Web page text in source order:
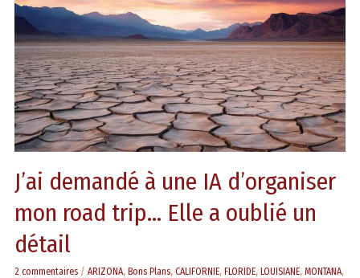
J’ai demandé à une IA d’organiser
mon road trip… Elle a oublié un
détail
2 commentaires /ARIZONA,Bons Plans,CALIFORNIE,FLORIDE,LOUISIANE,MONTANA,
mon
road
trip…
Elle
a
oublié
un
détail